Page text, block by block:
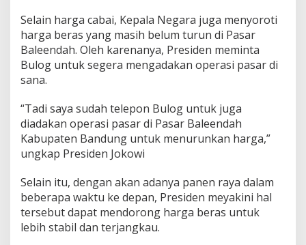
Selain harga cabai, Kepala Negara juga menyoroti
harga beras yang masih belum turun di Pasar
Baleendah. Oleh karenanya, Presiden meminta
Bulog untuk segera mengadakan operasi pasar di
sana.
“Tadi saya sudah telepon Bulog untuk juga
diadakan operasi pasar di Pasar Baleendah
Kabupaten Bandung untuk menurunkan harga,”
ungkap Presiden Jokowi
Selain itu, dengan akan adanya panen raya dalam
beberapa waktu ke depan, Presiden meyakini hal
tersebut dapat mendorong harga beras untuk
lebih stabil dan terjangkau.